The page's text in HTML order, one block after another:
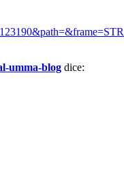
umma-blog dice: